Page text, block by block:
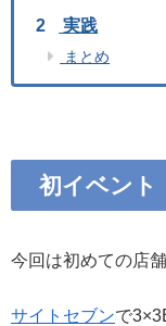
実践
まとめ
初イベント
今回は初めての店
サイトセブンで